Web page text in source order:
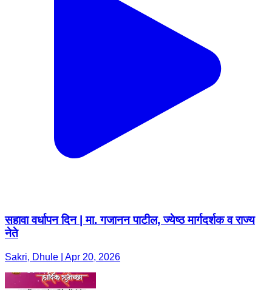
सहावा वर्धापन दिन | मा. गजानन पाटील, ज्येष्ठ मार्गदर्शक व राज्य
नेते
Sakri, Dhule | Apr 20, 2026